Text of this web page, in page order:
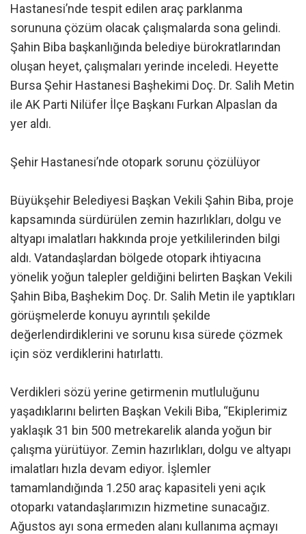
Hastanesi’nde tespit edilen araç parklanma
sorununa çözüm olacak çalışmalarda sona gelindi.
Şahin Biba başkanlığında belediye bürokratlarından
oluşan heyet, çalışmaları yerinde inceledi. Heyette
Bursa Şehir Hastanesi Başhekimi Doç. Dr. Salih Metin
ile AK Parti Nilüfer İlçe Başkanı Furkan Alpaslan da
yer aldı.
Şehir Hastanesi’nde otopark sorunu çözülüyor
Büyükşehir Belediyesi Başkan Vekili Şahin Biba, proje
kapsamında sürdürülen zemin hazırlıkları, dolgu ve
altyapı imalatları hakkında proje yetkililerinden bilgi
aldı. Vatandaşlardan bölgede otopark ihtiyacına
yönelik yoğun talepler geldiğini belirten Başkan Vekili
Şahin Biba, Başhekim Doç. Dr. Salih Metin ile yaptıkları
görüşmelerde konuyu ayrıntılı şekilde
değerlendirdiklerini ve sorunu kısa sürede çözmek
için söz verdiklerini hatırlattı.
Verdikleri sözü yerine getirmenin mutluluğunu
yaşadıklarını belirten Başkan Vekili Biba, “Ekiplerimiz
yaklaşık 31 bin 500 metrekarelik alanda yoğun bir
çalışma yürütüyor. Zemin hazırlıkları, dolgu ve altyapı
imalatları hızla devam ediyor. İşlemler
tamamlandığında 1.250 araç kapasiteli yeni açık
otoparkı vatandaşlarımızın hizmetine sunacağız.
Ağustos ayı sona ermeden alanı kullanıma açmayı